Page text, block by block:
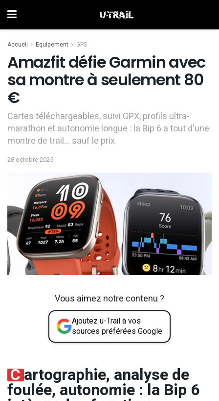
Accueil Equipement GPS
Amazfit défie Garmin avec
sa montre à seulement 80
€
Cartes téléchargeables, suivi GPX, profils ultra-
marathon et autonomie longue : la Bip 6 a tout d'une
montre de trail… sauf le prix
28 octobre 2025
Vous aimez notre contenu ?
Ajoutez u-Trail à vos
sources préférées Google
Cartographie, analyse de
foulée, autonomie : la Bip 6